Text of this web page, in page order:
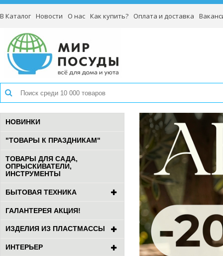
В Каталог Новости О нас Как купить? Оплата и доставка
НОВИНКИ
"ТОВАРЫ К ПРАЗДНИКАМ"
ТОВАРЫ ДЛЯ САДА,
ОПРЫСКИВАТЕЛИ,
ИНСТРУМЕНТЫ
БЫТОВАЯ ТЕХНИКА
ГАЛАНТЕРЕЯ АКЦИЯ!
ИЗДЕЛИЯ ИЗ ПЛАСТМАССЫ
ИНТЕРЬЕР